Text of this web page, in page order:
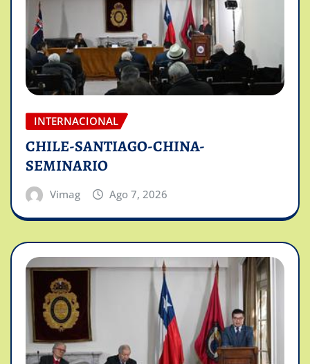
INTERNACIONAL
CHILE-SANTIAGO-CHINA-
SEMINARIO
Vimag Ago 7, 2026